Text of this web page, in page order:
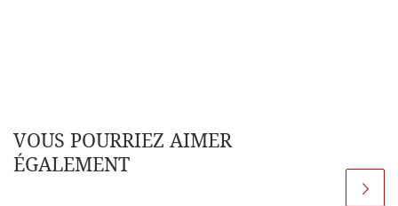
VOUS POURRIEZ AIMER
ÉGALEMENT